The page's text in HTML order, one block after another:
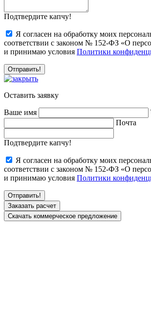
Подтвердите капчу!
Я согласен на обработку моих
соответствии с законом № 152-ФЗ «О
и принимаю условия Политики
Оставить заявку
Ваше имя
Почта
Подтвердите капчу!
Я согласен на обработку моих
соответствии с законом № 152-ФЗ «О
и принимаю условия Политики
Заказать расчет
Скачать коммерческое предложение